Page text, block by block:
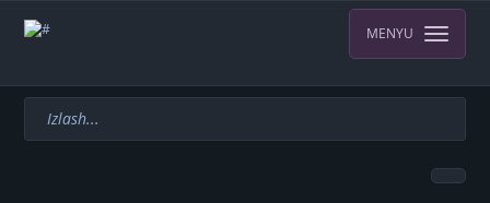
MENYU